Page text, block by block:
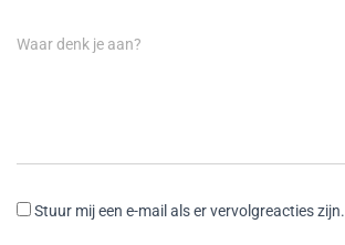
Waar denk je aan?
Stuur mij een e-mail als er vervolgreacties zijn.